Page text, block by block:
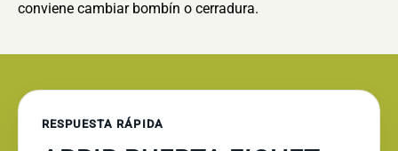
conviene cambiar bombín o cerradura.
RESPUESTA RÁPIDA